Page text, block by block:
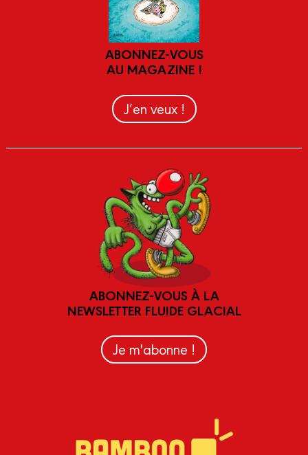
ABONNEZ-VOUS
AU MAGAZINE !
J’en veux !
ABONNEZ-VOUS À LA
NEWSLETTER FLUIDE GLACIAL
Je m'abonne !